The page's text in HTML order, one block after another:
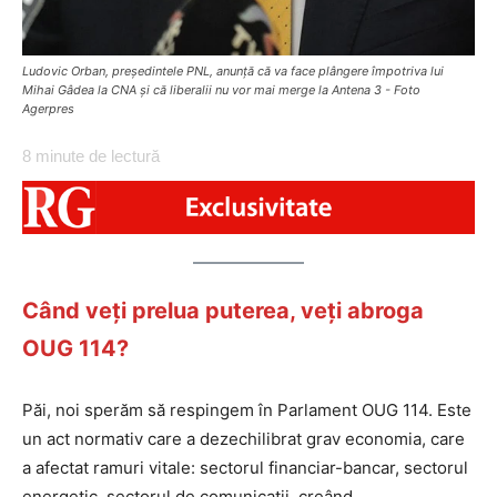
Ludovic Orban, președintele PNL, anunță că va face plângere împotriva lui
Mihai Gâdea la CNA și că liberalii nu vor mai merge la Antena 3 - Foto
Agerpres
8 minute de lectură
Când veți prelua puterea, veți abroga
OUG 114?
Păi, noi sperăm să respingem în Parlament OUG 114. Este
un act normativ care a dezechilibrat grav economia, care
a afectat ramuri vitale: sectorul financiar-bancar, sectorul